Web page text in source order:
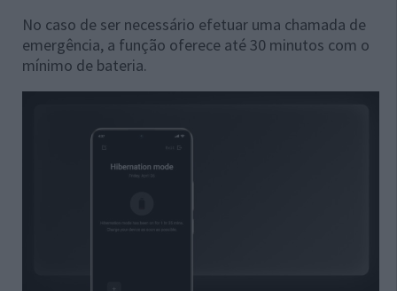
No caso de ser necessário efetuar uma chamada de
emergência, a função oferece até 30 minutos com o
mínimo de bateria.